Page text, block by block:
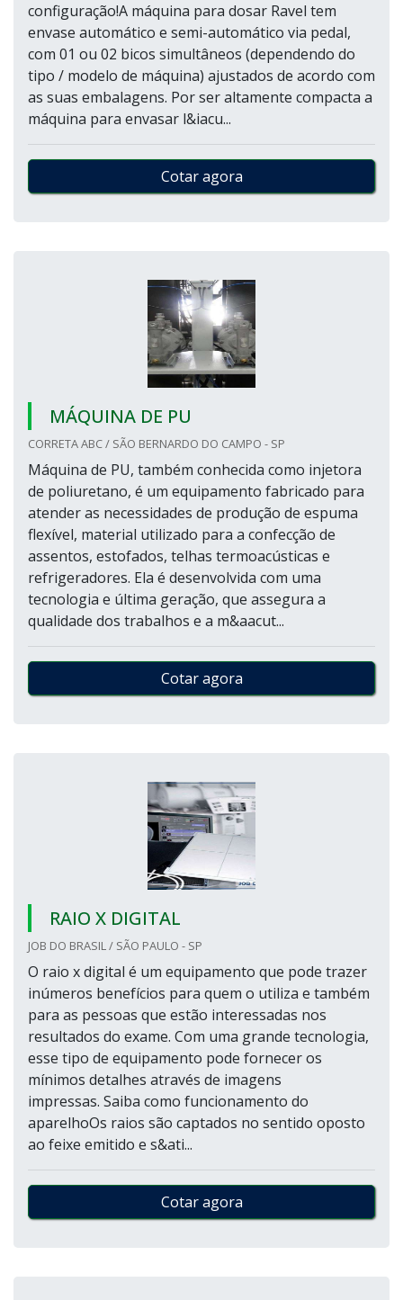
configuração!A máquina para dosar Ravel tem
envase automático e semi-automático via pedal,
com 01 ou 02 bicos simultâneos (dependendo do
tipo / modelo de máquina) ajustados de acordo com
as suas embalagens. Por ser altamente compacta a
máquina para envasar l&iacu...
Cotar agora
MÁQUINA DE PU
CORRETA ABC / SÃO BERNARDO DO CAMPO - SP
Máquina de PU, também conhecida como injetora
de poliuretano, é um equipamento fabricado para
atender as necessidades de produção de espuma
flexível, material utilizado para a confecção de
assentos, estofados, telhas termoacústicas e
refrigeradores. Ela é desenvolvida com uma
tecnologia e última geração, que assegura a
qualidade dos trabalhos e a m&aacut...
Cotar agora
RAIO X DIGITAL
JOB DO BRASIL / SÃO PAULO - SP
O raio x digital é um equipamento que pode trazer
inúmeros benefícios para quem o utiliza e também
para as pessoas que estão interessadas nos
resultados do exame. Com uma grande tecnologia,
esse tipo de equipamento pode fornecer os
mínimos detalhes através de imagens
impressas. Saiba como funcionamento do
aparelhoOs raios são captados no sentido oposto
ao feixe emitido e s&ati...
Cotar agora